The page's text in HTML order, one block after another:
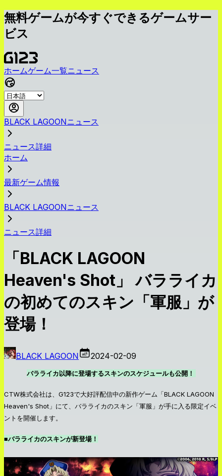
無料ゲームが今すぐできるゲームサー
ビス
ホームゲーム一覧ニュース
BLACK LAGOONニュース
ニュース詳細
ホーム
最新ゲーム情報
BLACK LAGOONニュース
ニュース詳細
「BLACK LAGOON
Heaven's Shot」 バラライカ
の初めてのスキン「軍服」が
登場！
BLACK LAGOON 2024-02-09
バラライカ以降に登場するスキンのスケジュールも公開！
CTW株式会社は、G123で大好評配信中の新作ゲーム「BLACK LAGOON
Heaven's Shot」にて、バラライカのスキン「軍服」が手に入る限定イベ
ントを開催します。
■バラライカのスキンが新登場！